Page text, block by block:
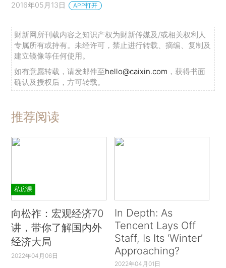
2016年05月13日 APP打开
财新网所刊载内容之知识产权为财新传媒及/或相关权利人
专属所有或持有。未经许可，禁止进行转载、摘编、复制及
建立镜像等任何使用。
如有意愿转载，请发邮件至hello@caixin.com ，获得书面
确认及授权后，方可转载。
推荐阅读
私房课
向松祚：宏观经济70
讲，带你了解国内外
经济大局
2022年04月06日
In Depth: As
Tencent Lays Off
Staff, Is Its ‘Winter’
Approaching?
2022年04月01日